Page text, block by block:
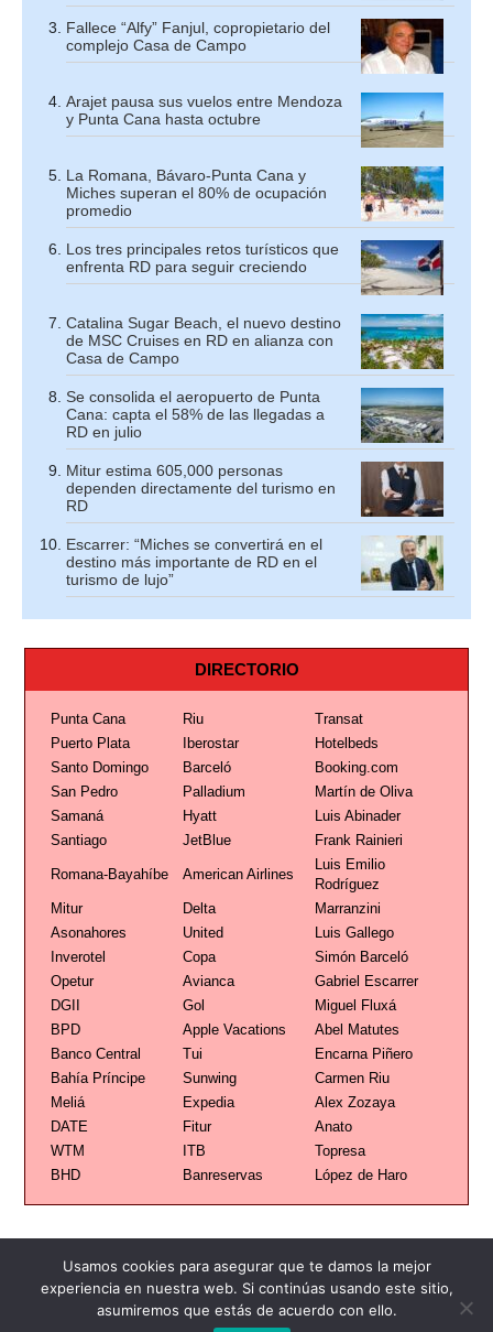
Fallece “Alfy” Fanjul, copropietario del
complejo Casa de Campo
Arajet pausa sus vuelos entre Mendoza
y Punta Cana hasta octubre
La Romana, Bávaro-Punta Cana y
Miches superan el 80% de ocupación
promedio
Los tres principales retos turísticos que
enfrenta RD para seguir creciendo
Catalina Sugar Beach, el nuevo destino
de MSC Cruises en RD en alianza con
Casa de Campo
Se consolida el aeropuerto de Punta
Cana: capta el 58% de las llegadas a
RD en julio
Mitur estima 605,000 personas
dependen directamente del turismo en
RD
Escarrer: “Miches se convertirá en el
destino más importante de RD en el
turismo de lujo”
DIRECTORIO
Punta Cana Riu
Transat
Puerto Plata
Iberostar
Hotelbeds
Santo Domingo
Barceló
Booking.com
San Pedro
Palladium
Martín de Oliva
Samaná
Hyatt
Luis Abinader
Santiago
JetBlue Frank Rainieri
Romana-Bayahíbe American Airlines
Luis Emilio
Rodríguez
Mitur
Delta
Marranzini
Asonahores
United
Luis Gallego
Inverotel
Copa
Simón Barceló
Opetur
Avianca
Gabriel Escarrer
DGII
Gol
Miguel Fluxá
BPD
Apple Vacations
Abel Matutes
Banco Central
Tui
Encarna Piñero
Bahía Príncipe
Sunwing
Carmen Riu
Meliá
Expedia
Alex Zozaya
DATE
Fitur
Anato
WTM
ITB
Topresa
BHD
Banreservas López de Haro
Usamos cookies para asegurar que te damos la mejor
experiencia en nuestra web. Si continúas usando este sitio,
asumiremos que estás de acuerdo con ello.
Publicidad Redacción Contacto